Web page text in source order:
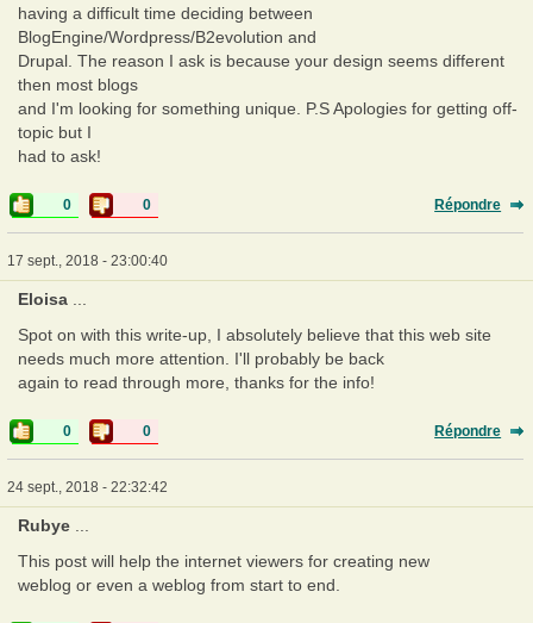
having a difficult time deciding between
BlogEngine/Wordpress/B2evolution and
Drupal. The reason I ask is because your design seems different
then most blogs
and I'm looking for something unique. P.S Apologies for getting off-
topic but I
had to ask!
0 0 Répondre
17 sept., 2018 - 23:00:40
Eloisa
Spot on with this write-up, I absolutely believe that this web site
needs much more attention. I'll probably be back
again to read through more, thanks for the info!
0 0 Répondre
24 sept., 2018 - 22:32:42
Rubye
This post will help the internet viewers for creating new
weblog or even a weblog from start to end.